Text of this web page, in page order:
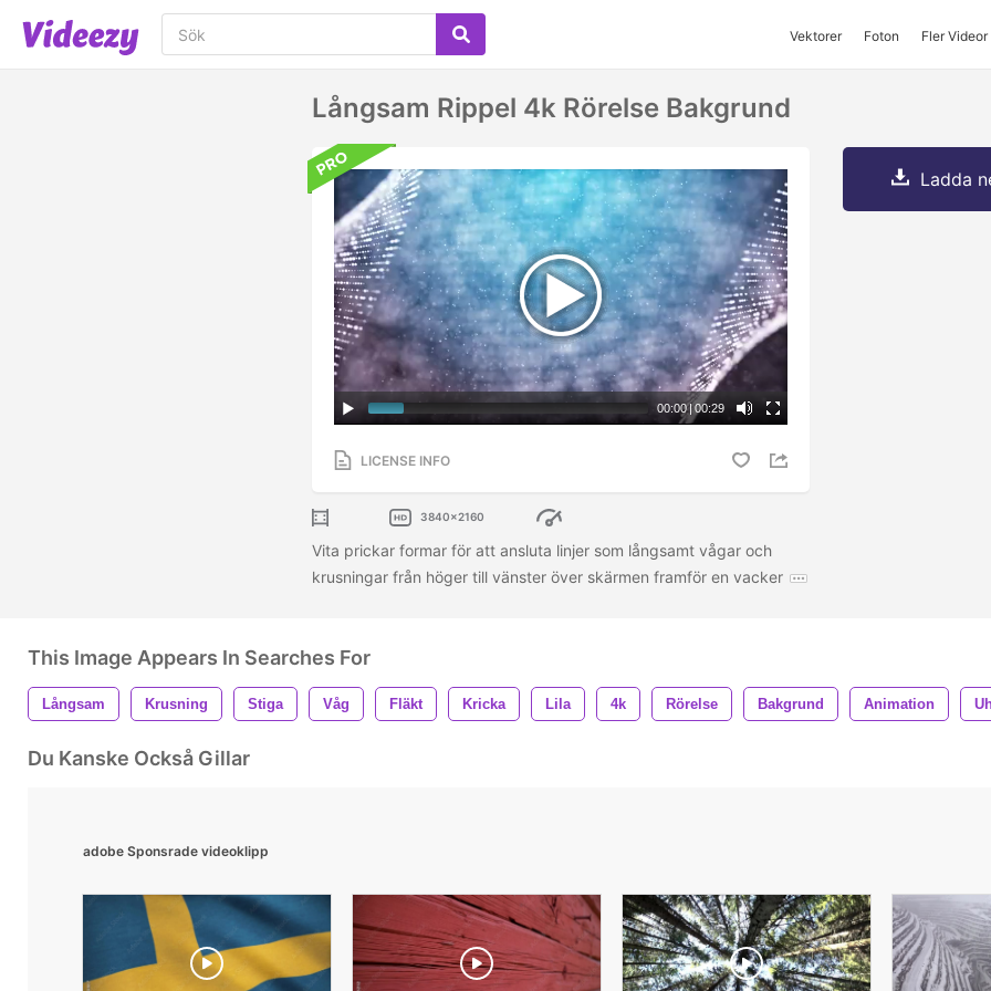
Vektorer Foton Fler Videor
Långsam Rippel 4k Rörelse Bakgrund
00:00|00:29
LICENSE INFO
3840x2160
Vita prickar formar för att ansluta linjer som långsamt vågar och
krusningar från höger till vänster över skärmen framför en vacker
Ladda
This Image Appears In Searches For
Långsam Krusning Stiga Våg Fläkt Kricka Lila 4k Rörelse Bakgrund Animation
Du Kanske Också Gillar
adobe Sponsrade videoklipp